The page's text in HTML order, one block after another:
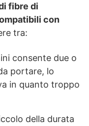
fibre di
con
tra:
consente due o
portare, lo
in quanto troppo
della durata